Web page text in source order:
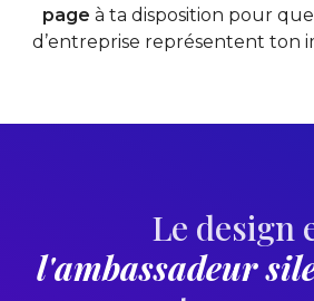
page à ta disposition pour
d’entreprise représentent ton
Le design
l'ambassadeur